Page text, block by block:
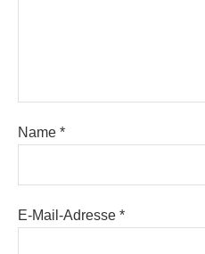
Name *
E-Mail-Adresse *